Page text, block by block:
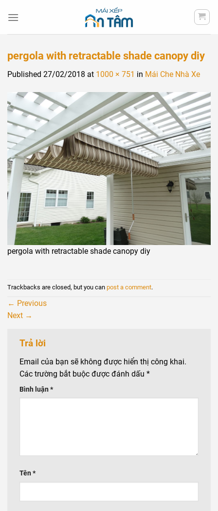
pergola with retractable shade canopy diy
Published 27/02/2018 at 1000 × 751 in Mái Che Nhà Xe
pergola with retractable shade canopy diy
Trackbacks are closed, but you can post a comment.
← Previous
Next →
Trả lời
Email của bạn sẽ không được hiển thị công khai.
Các trường bắt buộc được đánh dấu *
Bình luận *
Tên *